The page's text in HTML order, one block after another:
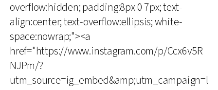
overflow:hidden; padding:8px 0 7px; text-
align:center; text-overflow:ellipsis; white-
space:nowrap;"><a
href="https://www.instagram.com/p/Ccx6v5R
NJPm/?
utm_source=ig_embed&amp;utm_campaign=l